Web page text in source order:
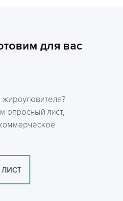
для вас
опросный лист,